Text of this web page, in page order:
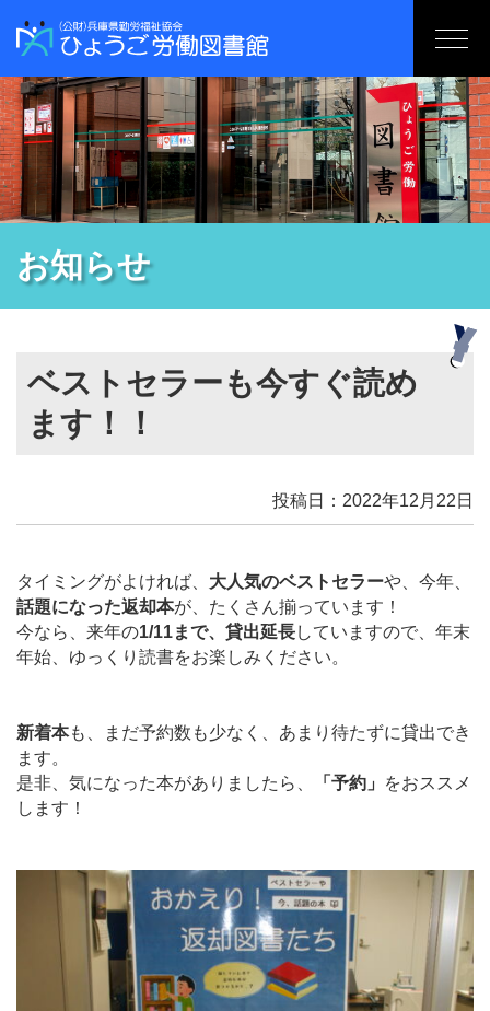
お知らせ
ベストセラーも今すぐ読め
ます！！
投稿日：2022年12月22日
タイミングがよければ、 大人気のベストセラーや、今年、
話題になった返却本が、たくさん揃っています！
今なら、来年の1/11まで、貸出延長していますので、年末
年始、ゆっくり読書をお楽しみください。
新着本も、まだ予約数も少なく、あまり待たずに貸出でき
ます。
是非、気になった本がありましたら、
「予約」
をおススメ
します！